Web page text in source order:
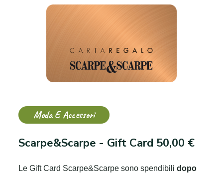
Moda E Accessori
Scarpe&Scarpe - Gift Card 50,00 €
Le Gift Card Scarpe&Scarpe sono spendibilidopo